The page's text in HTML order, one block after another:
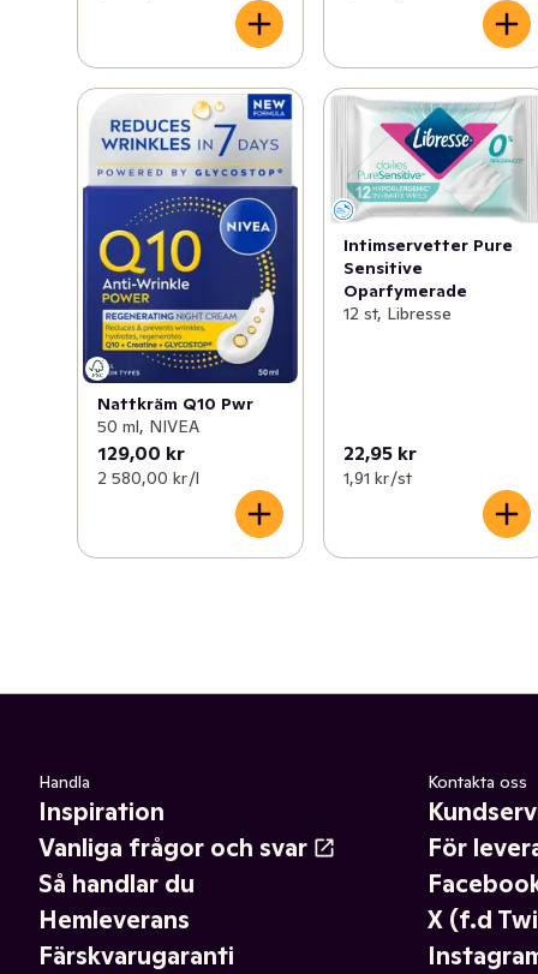
Nattkräm Q10 Pwr
50 ml, NIVEA
129,00 kr
2 580,00 kr /l
Intimservetter Pure
Sensitive
Oparfymerade
12 st, Libresse
22,95 kr
1,91 kr /st
Handla
Inspiration
Vanliga frågor och svar
Så handlar du
Hemleverans
Färskvarugaranti
Kontakta oss
För
X (f.d